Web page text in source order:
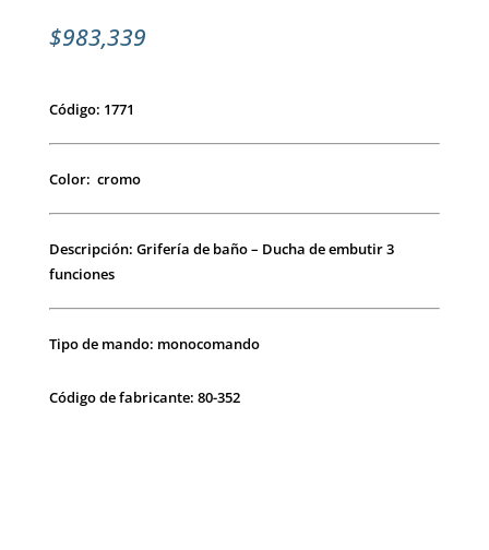
$983,339
Código: 1771
Color: cromo
Descripción: Grifería de baño – Ducha de embutir 3
funciones
Tipo de mando: monocomando
Código de fabricante: 80-352